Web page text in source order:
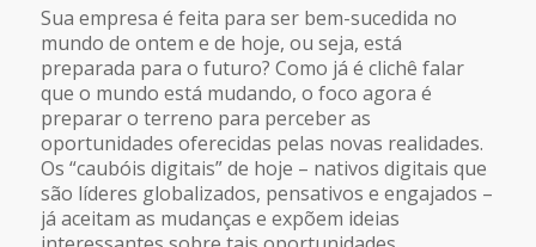
Sua empresa é feita para ser bem-sucedida no
mundo de ontem e de hoje, ou seja, está
preparada para o futuro? Como já é clichê falar
que o mundo está mudando, o foco agora é
preparar o terreno para perceber as
oportunidades oferecidas pelas novas realidades.
Os “caubóis digitais” de hoje – nativos digitais que
são líderes globalizados, pensativos e engajados –
já aceitam as mudanças e expõem ideias